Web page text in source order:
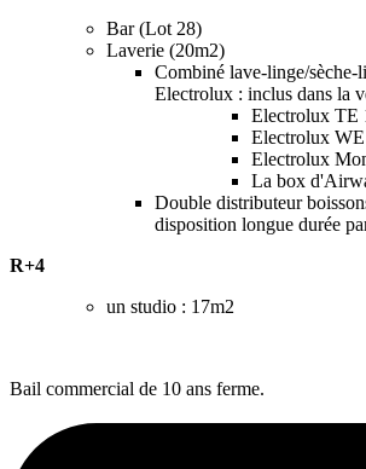
Bar (Lot 28)
Laverie (20m2)
Combiné lave-linge/sèche-
Electrolux : inclus dans la
Electrolux TE
Electrolux
Electrolux
La box
Double distributeur
disposition longue durée
R+4
un studio : 17m2
Bail commercial de 10 ans ferme.